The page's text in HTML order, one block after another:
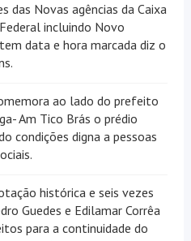
das Novas agências da Caixa
incluindo Novo
data e hora marcada diz o
ao lado do prefeito
Am Tico Brás o prédio
condições digna a pessoas
histórica e seis vezes
Guedes e Edilamar Corrêa
para a continuidade do